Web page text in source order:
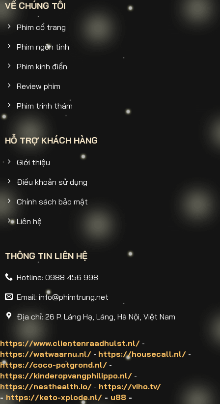
VỀ CHÚNG TÔI
Phim cổ trang
Phim ngôn tình
Phim kinh điển
Review phim
Phim trinh thám
HỖ TRỢ KHÁCH HÀNG
Giới thiệu
Điều khoản sử dụng
Chính sách bảo mật
Liên hệ
THÔNG TIN LIÊN HỆ
Hotline: 0988 456 998
Email: info@phimtrung.net
Địa chỉ: 26 P. Láng Hạ, Láng, Hà Nội, Việt Nam
https://www.clientenraadhulst.nl/ -
https://watwaarnu.nl/ - https://housecall.nl/ -
https://coco-potgrond.nl/ -
https://kinderopvangphilippo.nl/ -
https://nesthealth.io/ - https://viho.tv/
- https://keto-xplode.nl/ - u88 -